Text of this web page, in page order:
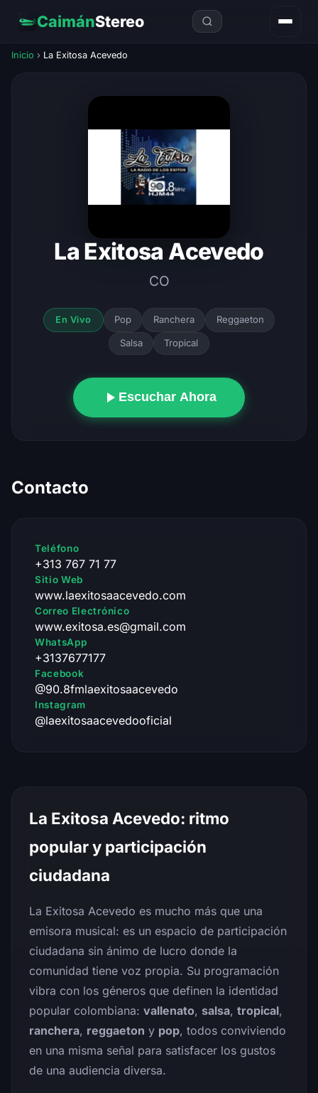
CaimánStereo
Inicio › La Exitosa Acevedo
La Exitosa Acevedo
CO
En Vivo Pop Ranchera Reggaeton
Salsa Tropical
Escuchar Ahora
Contacto
Teléfono
+313 767 71 77
Sitio Web
www.laexitosaacevedo.com
Correo Electrónico
www.exitosa.es@gmail.com
WhatsApp
+3137677177
Facebook
@90.8fmlaexitosaacevedo
Instagram
@laexitosaacevedooficial
La Exitosa Acevedo: ritmo
popular y participación
ciudadana
La Exitosa Acevedo es mucho más que una
emisora musical: es un espacio de participación
ciudadana sin ánimo de lucro donde la
comunidad tiene voz propia. Su programación
vibra con los géneros que definen la identidad
popular colombiana: vallenato, salsa, tropical,
ranchera, reggaeton y pop, todos conviviendo
en una misma señal para satisfacer los gustos
de una audiencia diversa.